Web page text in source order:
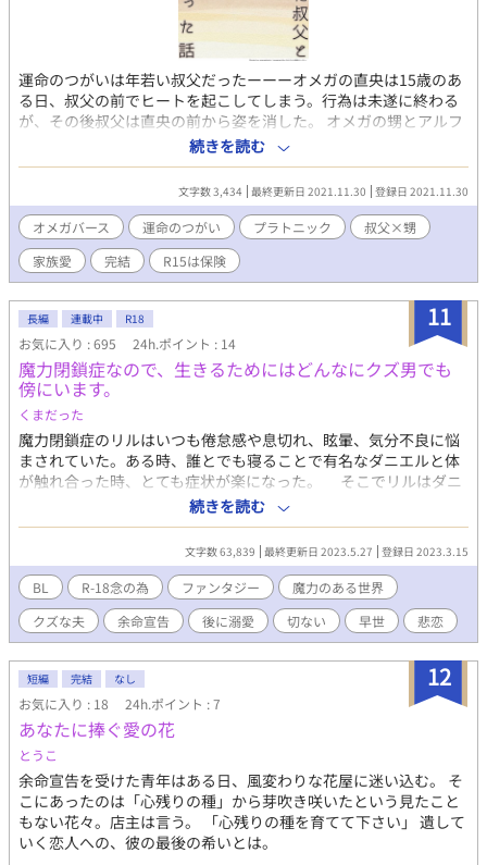
運命のつがいは年若い叔父だったーーーオメガの直央は15歳のあ
る日、叔父の前でヒートを起こしてしまう。行為は未遂に終わる
が、その後叔父は直央の前から姿を消した。 オメガの甥とアルフ
ァの叔父は再会してつがいになるが、そこに恋愛感情は無かっ
た。 運命のつがいが余命宣告を受け死を迎えるまでを看取ったオ
メガが、ベータ男性との結婚を控えて過去を語るお話し。 ※こち
らは『派遣Ωは社長の抱き枕〜エリートαを寝かしつけるお仕
事〜』番外編”一也の新しい恋"に登場する金子直央の過去のお話
しですが、単独でもショートショートとして読むことができま
す。
続きを読む
文字数 3,434 最終更新日 2021.11.30 登録日 2021.11.30
オメガバース 運命のつがい プラトニック
叔父×甥
家族愛
完結 R15は保険
11
長編 連載中 R18
お気に入り : 695 24h.ポイント : 14
魔力閉鎖症なので、生きるためにはどんなにクズ男でも
傍にいます。
くまだった
魔力閉鎖症のリルはいつも倦怠感や息切れ、眩暈、気分不良に悩
まされていた。ある時、誰とでも寝ることで有名なダニエルと体
が触れ合った時、とても症状が楽になった。 そこでリルはダニ
エルの傍にいるために、ダニエルに家族になってほしいとお願い
する。 ダニエルは没落した家の子で、本人も怠惰な生活をして
いるから周囲は大反対。 リルはなんとかダニエルと家族も説得
してなんと期限付きの契約結婚だが結婚できることになった。ダ
ニエルには、没落した家門が復活するまで利用してやると言わ
れ、大喜びのリル。 たまに手を繋いでくれることに大満足。
「どうしておれを信じられるんだ？」と言われて、「あなたが本
気になれはわ叶わないことなんて、ありません。それに私はあな
たが、貴族であろうとなかろうと気にしません。あなたはあなた
なんですから。（興味があるのはあなたの体質だけなんで）」
ダニエルはどんな扱いをしても、自分を信じて無償で愛をくれる
リルをいつしか愛するようになった。そんなことはリルは知らな
くて、彼の領地も復興したし、自分の余命を宣言された年になっ
たのでダニエルと離婚しようとする。だけど列車に止めてでも、
ダニエルはリルを追いかけて、「出ていくことは許さない」とダ
ニエルに抱きしめられる。え、なんで？ 主人公が早世します。 軽
く読めますが、タイトルの割には暗いお話と思う方もいます。 苦
手な方や不安に思う方は注意してください。 小説なろうにさんの
続きを読む
文字数 63,839 最終更新日 2023.5.27 登録日 2023.3.15
BL R-18念の為 ファンタジー
魔力のある世界
クズな夫
余命宣告 後に溺愛 切ない 早世 悲恋
12
短編 完結 なし
お気に入り : 18 24h.ポイント : 7
あなたに捧ぐ愛の花
とうこ
余命宣告を受けた青年はある日、風変わりな花屋に迷い込む。 そ
こにあったのは「心残りの種」から芽吹き咲いたという見たこと
もない花々。店主は言う。 「心残りの種を育てて下さい」 遺して
いく恋人への、彼の最後の希いとは。